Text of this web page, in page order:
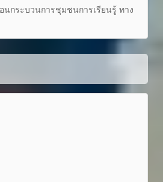
นกระบวนการชุมชนการเรียนรู้ ทาง